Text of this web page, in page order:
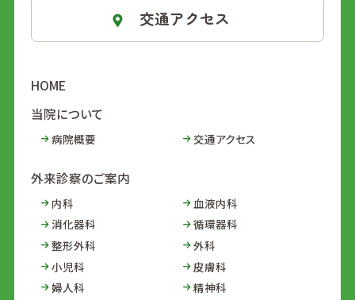
交通アクセス
HOME
当院について
病院概要 交通アクセス
外来診察のご案内
内科
血液内科
消化器科
循環器科
整形外科
外科
小児科
皮膚科
婦人科
精神科